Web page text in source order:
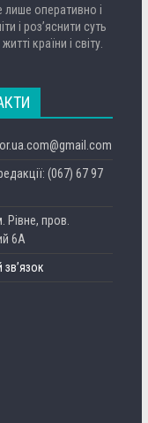
оперативно і
і роз’яснити суть
країни і світу.
(067) 67 97
Рівне, пров.
6А
зв’язок